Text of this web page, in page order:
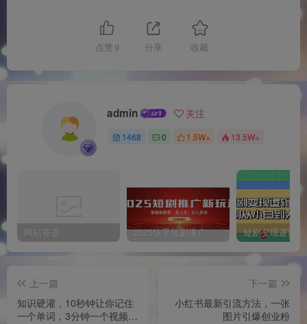
点赞 9 分享 收藏
admin 关注
1468 0 1.5W+ 13.5W+
网站寄语 2025快手短剧推广新玩法，保姆级教学，日入多张，可矩阵操作
上一篇
知识硬灌，10秒钟让你记住
一个单词，3分钟一个视频，
下一篇
小红书最新引流方法，一张
图片引爆创业粉